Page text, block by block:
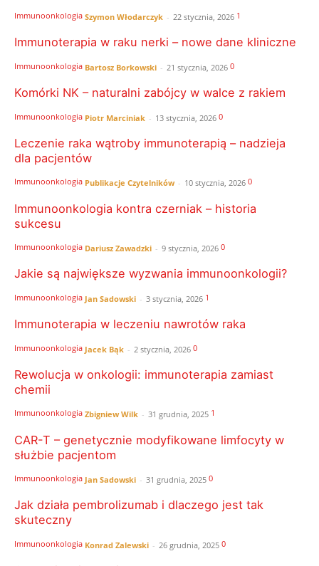
Immunoonkologia Szymon Włodarczyk - 22 stycznia, 2026 1
Immunoterapia w raku nerki – nowe dane kliniczne
Immunoonkologia Bartosz Borkowski - 21 stycznia, 2026 0
Komórki NK – naturalni zabójcy w walce z rakiem
Immunoonkologia Piotr Marciniak - 13 stycznia, 2026 0
Leczenie raka wątroby immunoterapią – nadzieja
dla pacjentów
Immunoonkologia Publikacje Czytelników - 10 stycznia, 2026 0
Immunoonkologia kontra czerniak – historia
sukcesu
Immunoonkologia Dariusz Zawadzki - 9 stycznia, 2026 0
Jakie są największe wyzwania immunoonkologii?
Immunoonkologia Jan Sadowski - 3 stycznia, 2026 1
Immunoterapia w leczeniu nawrotów raka
Immunoonkologia Jacek Bąk - 2 stycznia, 2026 0
Rewolucja w onkologii: immunoterapia zamiast
chemii
Immunoonkologia Zbigniew Wilk - 31 grudnia, 2025 1
CAR-T – genetycznie modyfikowane limfocyty w
służbie pacjentom
Immunoonkologia Jan Sadowski - 31 grudnia, 2025 0
Jak działa pembrolizumab i dlaczego jest tak
skuteczny
Immunoonkologia Konrad Zalewski - 26 grudnia, 2025 0